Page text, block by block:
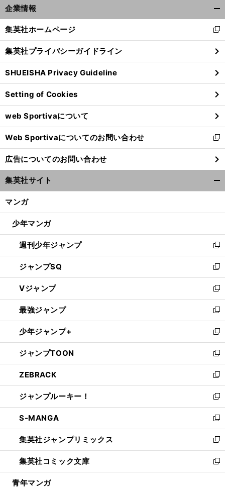
企業情報
閉
る
集英社ホームページ
新
し
い
ウ
ィ
ン
ド
ウ
で
開
く
集英社プライバシーガイドライン
SHUEISHA Privacy Guideline
Setting of Cookies
web Sportivaについて
Web Sportivaについてのお問い合わせ
新
し
い
ウ
ィ
ン
ウ
開
く
広告についてのお問い合わせ
集英社サイト
マンガ
少年マンガ
週刊少年ジャンプ
新
し
い
ウ
ィ
ン
ド
ウ
で
開
く
ジャンプSQ
新
し
い
ウ
ィ
ン
ド
ウ
で
開
く
Vジャンプ
新
し
い
ウ
ィ
ン
ド
ウ
で
開
く
最強ジャンプ
新
し
い
ウ
ィ
ン
ド
ウ
で
開
く
少年ジャンプ+
新
し
い
ウ
ィ
ン
ド
ウ
で
開
く
ジャンプTOON
新
し
い
ウ
ィ
ン
ド
ウ
で
開
く
ZEBRACK
新
し
い
ウ
ィ
ン
ド
ウ
で
開
ジャンプルーキー！
新
し
い
ウ
ィ
ン
ド
ウ
S-MANGA
新
し
い
ウ
ィ
ン
集英社ジャンプリミックス
新
し
い
ウ
集英社コミック文庫
新
し
青年マンガ